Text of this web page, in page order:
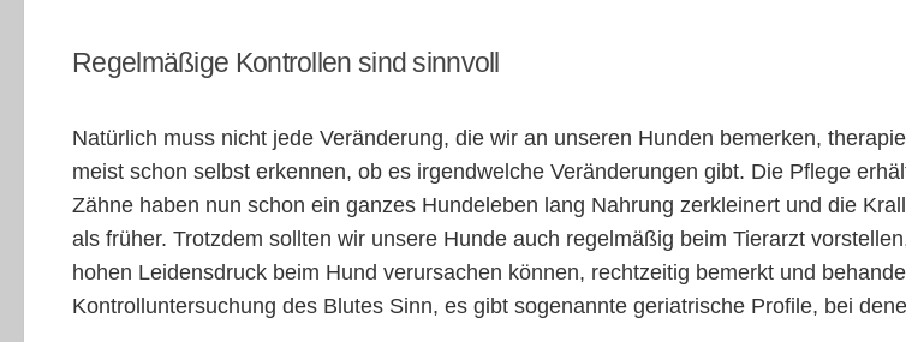
Regelmäßige Kontrollen sind sinnvoll
Natürlich muss nicht jede Veränderung, die wir an unseren Hunden bemerken,
meist schon selbst erkennen, ob es irgendwelche Veränderungen gibt. Die Pflege
Zähne haben nun schon ein ganzes Hundeleben lang Nahrung zerkleinert und die
als früher. Trotzdem sollten wir unsere Hunde auch regelmäßig beim Tierarzt
hohen Leidensdruck beim Hund verursachen können, rechtzeitig bemerkt und
Kontrolluntersuchung des Blutes Sinn, es gibt sogenannte geriatrische Profile, bei